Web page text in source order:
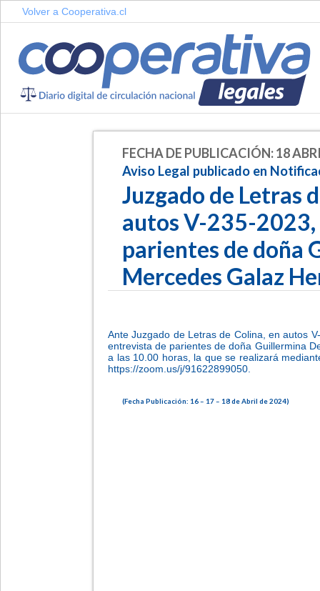
Volver a Cooperativa.cl
FECHA DE PUBLICACIÓN: 18
Aviso Legal publicado en
Juzgado de Letras
autos V-235-
parientes de doña
Mercedes Galaz
Ante Juzgado de Letras de Colina, en autos
entrevista de parientes de doña Guillermina
a las 10.00 horas, la que se realizará
https://zoom.us/j/91622899050.
(Fecha Publicación: 16 – 17 – 18 de Abril de 2024)